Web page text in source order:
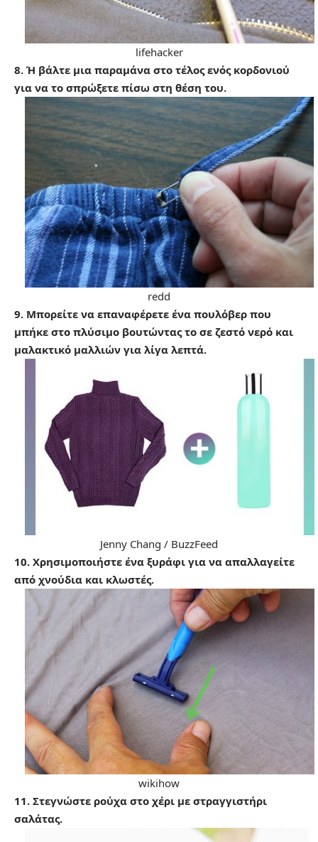
lifehacker
8. Ή βάλτε μια παραμάνα στο τέλος ενός κορδονιού
για να το σπρώξετε πίσω στη θέση του.
redd
9. Μπορείτε να επαναφέρετε ένα πουλόβερ που
μπήκε στο πλύσιμο βουτώντας το σε ζεστό νερό και
μαλακτικό μαλλιών για λίγα λεπτά.
Jenny Chang / BuzzFeed
10. Χρησιμοποιήστε ένα ξυράφι για να απαλλαγείτε
από χνούδια και κλωστές.
wikihow
11. Στεγνώστε ρούχα στο χέρι με στραγγιστήρι
σαλάτας.